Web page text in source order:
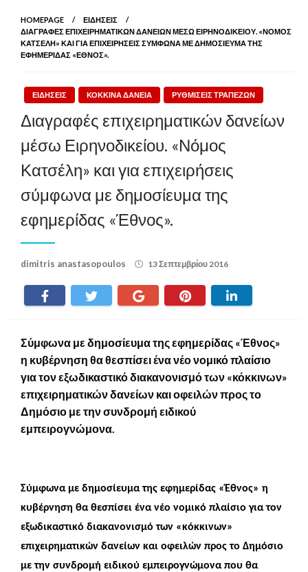
HOMEPAGE
ΕΙΔΗΣΕΙΣ
ΔΙΑΓΡΑΦΈΣ ΕΠΙΧΕΙΡΗΜΑΤΙΚΏΝ ΔΑΝΕΊΩΝ ΜΈΣΩ ΕΙΡΗΝΟΔΙΚΕΊΟΥ. «ΝΌΜΟΣ
ΚΑΤΣΈΛΗ» ΚΑΙ ΓΙΑ ΕΠΙΧΕΙΡΉΣΕΙΣ ΣΎΜΦΩΝΑ ΜΕ ΔΗΜΟΣΊΕΥΜΑ ΤΗΣ
ΕΦΗΜΕΡΊΔΑΣ «ΈΘΝΟΣ».
ΕΙΔΗΣΕΙΣ ΚΟΚΚΙΝΑ ΔΑΝΕΙΑ ΡΥΘΜΙΣΕΙΣ ΤΡΑΠΕΖΩΝ
Διαγραφές επιχειρηματικών δανείων
μέσω Ειρηνοδικείου. «Νόμος
Κατσέλη» και για επιχειρήσεις
σύμφωνα με δημοσίευμα της
εφημερίδας «Έθνος».
dimitris anastasopoulos
Posted
13 Σεπτεμβρίου 2016
Σύμφωνα με δημοσίευμα της εφημερίδας «Έθνος»
η κυβέρνηση θα θεσπίσει ένα νέο νομικό πλαίσιο
για τον εξωδικαστικό διακανονισμό των «κόκκινων»
επιχειρηματικών δανείων και οφειλών προς το
Δημόσιο με την συνδρομή ειδικού
εμπειρογνώμονα.
Σύμφωνα με δημοσίευμα της εφημερίδας «Έθνος» η
κυβέρνηση θα θεσπίσει ένα νέο νομικό πλαίσιο για τον
εξωδικαστικό διακανονισμό των «κόκκινων»
επιχειρηματικών δανείων και οφειλών προς το Δημόσιο
με την συνδρομή ειδικού εμπειρογνώμονα που θα